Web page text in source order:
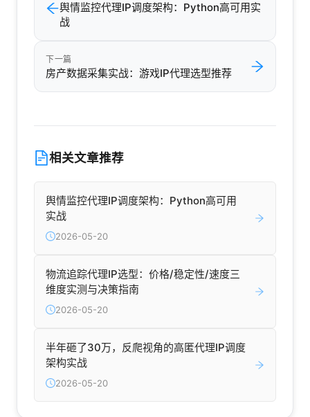
舆情监控代理IP调度架构：Python高可用实
战
下一篇
房产数据采集实战：游戏IP代理选型推荐
相关文章推荐
舆情监控代理IP调度架构：Python高可用
实战
2026-05-20
物流追踪代理IP选型：价格/稳定性/速度三
维度实测与决策指南
2026-05-20
半年砸了30万，反爬视角的高匿代理IP调度
架构实战
2026-05-20